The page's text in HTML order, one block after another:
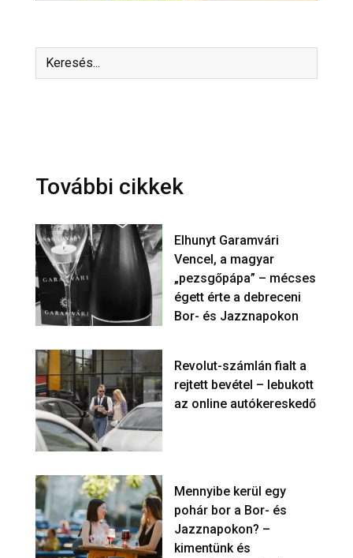
További cikkek
Elhunyt Garamvári
Vencel, a magyar
„pezsgőpápa” – mécses
égett érte a debreceni
Bor- és Jazznapokon
Revolut-számlán fialt a
rejtett bevétel – lebukott
az online autókereskedő
Mennyibe kerül egy
pohár bor a Bor- és
Jazznapokon? –
kimentünk és